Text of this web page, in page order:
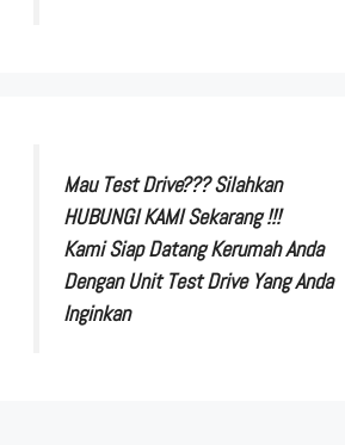
Mau Test Drive??? Silahkan
HUBUNGI KAMI Sekarang !!!
Kami Siap Datang Kerumah Anda
Dengan Unit Test Drive Yang Anda
Inginkan